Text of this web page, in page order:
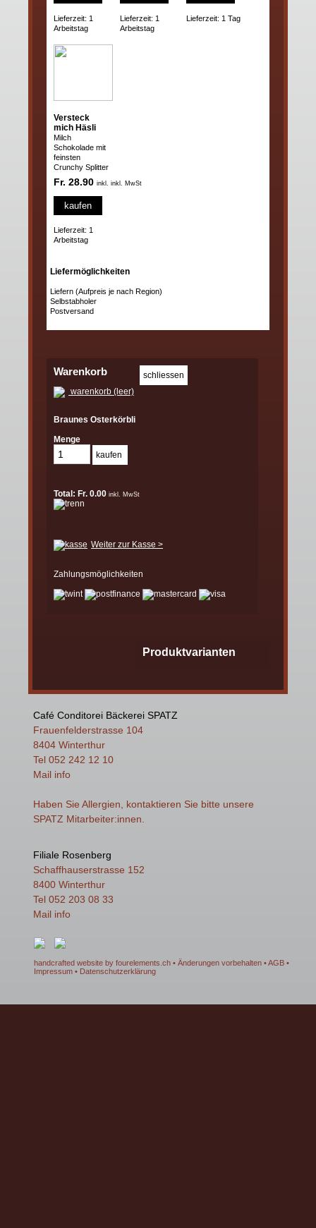
Lieferzeit: 1
Arbeitstag
Lieferzeit: 1
Arbeitstag
Lieferzeit: 1 Tag
Versteck
mich Häsli
Milch
Schokolade mit
feinsten
Crunchy Splitter
Fr. 28.90 inkl. inkl. MwSt
kaufen
Lieferzeit: 1
Arbeitstag
Liefermöglichkeiten
Liefern (Aufpreis je nach Region)
Selbstabholer
Postversand
Warenkorb
warenkorb (leer)
Braunes Osterkörbli
Menge
Total: Fr. 0.00 inkl. MwSt
Weiter zur Kasse >
Zahlungsmöglichkeiten
Produktvarianten
Café Conditorei Bäckerei SPATZ
Frauenfelderstrasse 104
8404 Winterthur
Tel 052 242 12 10
Mail info
Haben Sie Allergien, kontaktieren Sie bitte unsere
SPATZ Mitarbeiter:innen.
Filiale Rosenberg
Schaffhauserstrasse 152
8400 Winterthur
Tel 052 203 08 33
Mail info
handcrafted website by fourelements.ch • Änderungen vorbehalten •AGB •
Impressum • Datenschutzerklärung